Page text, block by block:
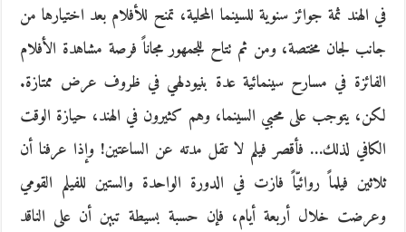
في الهند ثمة جوائز سنوية للسينما المحلية، تمنح للأفلام بعد اختيارها من
جانب لجان مختصة، ومن ثم تتاح للجمهور مجاناً فرصة مشاهدة الأفلام
الفائزة في مسارح سينمائية عدة بنيودلهي في ظروف عرض ممتازة.
لكن، يتوجب على محبي السينما، وهم كثيرون في الهند، حيازة الوقت
الكافي لذلك… فأقصر فيلم لا تقل مدته عن الساعتين! وإذا عرفنا أن
ثلاثين فيلماً روائيّاً فازت في الدورة الواحدة والستين للفيلم القومي
وعرضت خلال أربعة أيام، فإن حسبة بسيطة تبين أن على الناقد